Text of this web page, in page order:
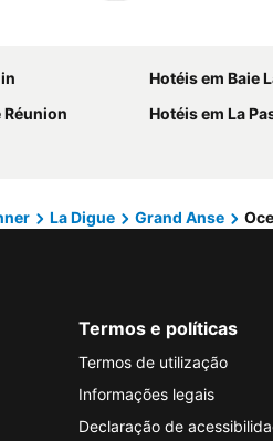
Hotéis em Baie
Réunion Hotéis em La
La Digue Grand Anse
Termos e políticas
Termos de utilização
Informações legais
Declaração de